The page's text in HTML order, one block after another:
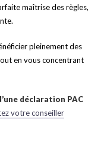
maîtrise des règles,
pleinement des
en vous concentrant
déclaration PAC
votre conseiller